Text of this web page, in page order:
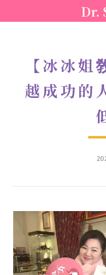
Dr.
【冰冰姐
越成功的